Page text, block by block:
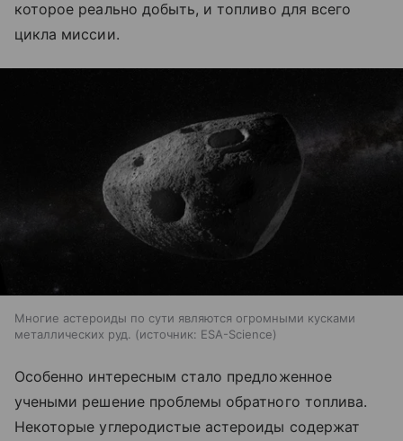
которое реально добыть, и топливо для всего
цикла миссии.
Многие астероиды по сути являются огромными кусками
металлических руд.
источник: ESA-Science
Особенно интересным стало предложенное
учеными решение проблемы обратного топлива.
Некоторые углеродистые астероиды содержат